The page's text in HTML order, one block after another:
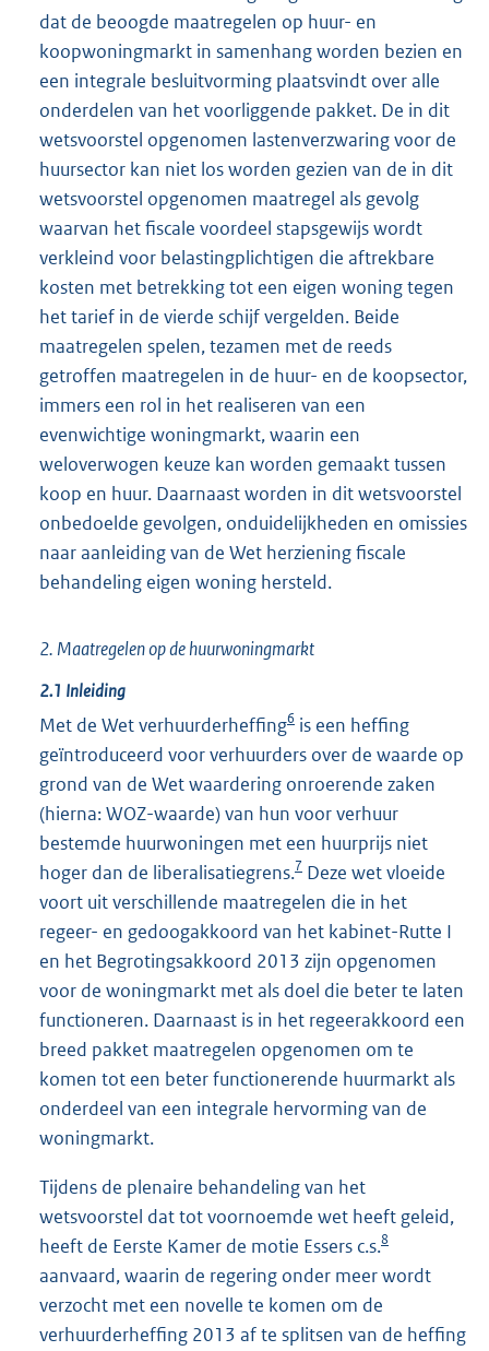
dat de beoogde maatregelen op huur- en
koopwoningmarkt in samenhang worden bezien en
een integrale besluitvorming plaatsvindt over alle
onderdelen van het voorliggende pakket. De in dit
wetsvoorstel opgenomen lastenverzwaring voor de
huursector kan niet los worden gezien van de in dit
wetsvoorstel opgenomen maatregel als gevolg
waarvan het fiscale voordeel stapsgewijs wordt
verkleind voor belastingplichtigen die aftrekbare
kosten met betrekking tot een eigen woning tegen
het tarief in de vierde schijf vergelden. Beide
maatregelen spelen, tezamen met de reeds
getroffen maatregelen in de huur- en de koopsector,
immers een rol in het realiseren van een
evenwichtige woningmarkt, waarin een
weloverwogen keuze kan worden gemaakt tussen
koop en huur. Daarnaast worden in dit wetsvoorstel
onbedoelde gevolgen, onduidelijkheden en omissies
naar aanleiding van de Wet herziening fiscale
behandeling eigen woning hersteld.
2. Maatregelen op de huurwoningmarkt
2.1 Inleiding
Met de Wet verhuurderheffing6 is een heffing
geïntroduceerd voor verhuurders over de waarde op
grond van de Wet waardering onroerende zaken
(hierna: WOZ-waarde) van hun voor verhuur
bestemde huurwoningen met een huurprijs niet
hoger dan de liberalisatiegrens.7 Deze wet vloeide
voort uit verschillende maatregelen die in het
regeer- en gedoogakkoord van het kabinet-Rutte I
en het Begrotingsakkoord 2013 zijn opgenomen
voor de woningmarkt met als doel die beter te laten
functioneren. Daarnaast is in het regeerakkoord een
breed pakket maatregelen opgenomen om te
komen tot een beter functionerende huurmarkt als
onderdeel van een integrale hervorming van de
woningmarkt.
Tijdens de plenaire behandeling van het
wetsvoorstel dat tot voornoemde wet heeft geleid,
heeft de Eerste Kamer de motie Essers c.s.8
aanvaard, waarin de regering onder meer wordt
verzocht met een novelle te komen om de
verhuurderheffing 2013 af te splitsen van de heffing